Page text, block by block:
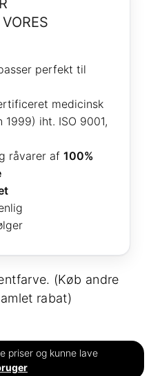
perfekt til
medicinsk
iht. ISO 9001,
råvarer af 100%
(Køb andre
rabat)
priser og kunne lave